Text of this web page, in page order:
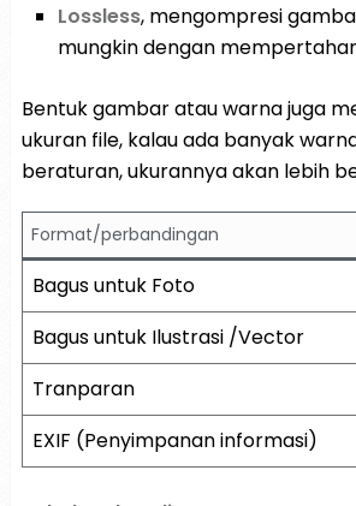
Lossless, mengompresi
mungkin dengan
Bentuk gambar atau warna juga
ukuran file, kalau ada banyak
beraturan, ukurannya akan lebih
Format/perbandingan
Bagus untuk Foto
Bagus untuk Ilustrasi /Vector
Tranparan
EXIF (Penyimpanan informasi)